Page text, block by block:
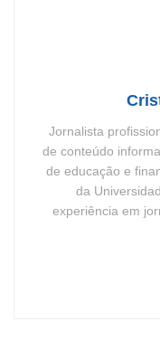
Jornalista
de conteúdo
de educação e
da
experiência em